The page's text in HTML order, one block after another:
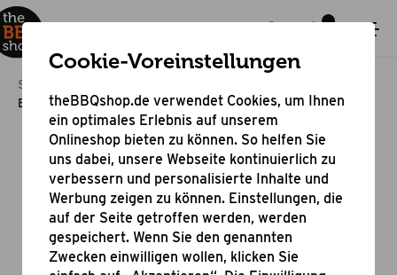
Startseite
Bruzz Willi BW1.1
Cookie-Voreinstellungen
theBBQshop.de verwendet Cookies, um Ihnen
ein optimales Erlebnis auf unserem
Onlineshop bieten zu können. So helfen Sie
uns dabei, unsere Webseite kontinuierlich zu
verbessern und personalisierte Inhalte und
Werbung zeigen zu können. Einstellungen, die
auf der Seite getroffen werden, werden
gespeichert. Wenn Sie den genannten
Zwecken einwilligen wollen, klicken Sie